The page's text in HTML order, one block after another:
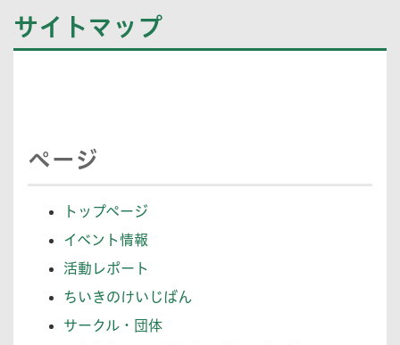
サイトマップ
ページ
トップページ
イベント情報
活動レポート
ちいきのけいじばん
サークル・団体